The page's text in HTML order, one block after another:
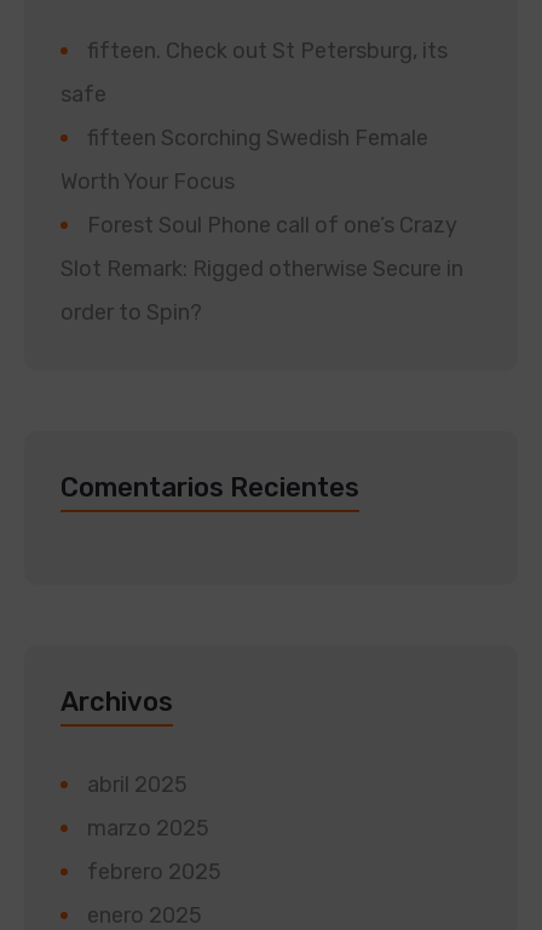
fifteen. Check out St Petersburg, its
safe
fifteen Scorching Swedish Female
Worth Your Focus
Forest Soul Phone call of one’s Crazy
Slot Remark: Rigged otherwise Secure in
order to Spin?
Comentarios Recientes
Archivos
abril 2025
marzo 2025
febrero 2025
enero 2025